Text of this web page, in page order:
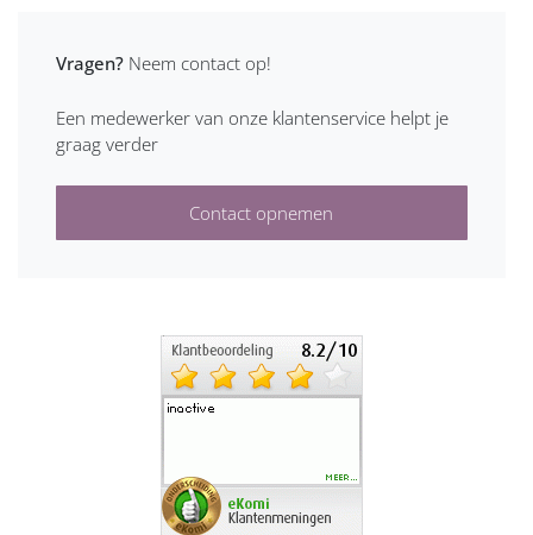
Vragen? Neem contact op!
Een medewerker van onze klantenservice helpt je
graag verder
Contact opnemen